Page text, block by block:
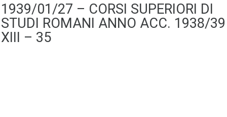
1939/01/27 – CORSI SUPERIORI DI
STUDI ROMANI ANNO ACC. 1938/39
XIII – 35